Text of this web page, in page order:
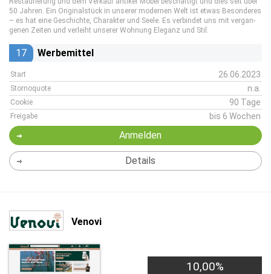
50 Jahren. Ein Ori­gi­nal­stück in unserer mo­der­nen Welt ist etwas Be­son­de­res
– es hat eine Ge­schich­te, Cha­rak­ter und Seele. Es ver­bin­det uns mit ver­gan­
ge­nen Zeiten und ver­leiht unserer Wohnung Eleganz und Stil.
17 Werbemittel
Start 26.06.2023
Stornoquote n.a.
Cookie 90 Tage
Freigabe bis 6 Wochen
Anmelden
Details
Venovi
10,00%